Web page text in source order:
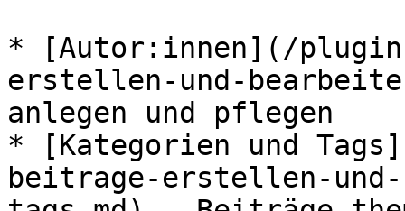
* [Autor:innen](/
erstellen-und-
anlegen und pflegen
* [Kategorien und
beitrage-erstellen-